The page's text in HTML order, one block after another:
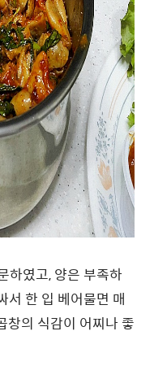
하였고, 양은 부족하
서 한 입 베어물면 매
창의 식감이 어찌나 좋